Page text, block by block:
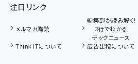
注目リンク
メルマガ購読
編集部が読み解く!
3行でわかる
テックニュース
Think ITについて 広告出稿について